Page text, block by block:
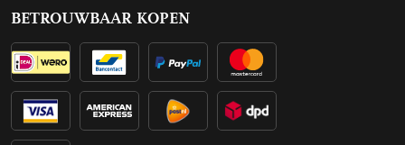
BETROUWBAAR KOPEN